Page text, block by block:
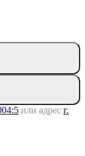
или адрес г.